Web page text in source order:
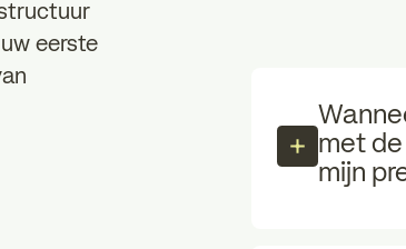
eerste
met
mijn